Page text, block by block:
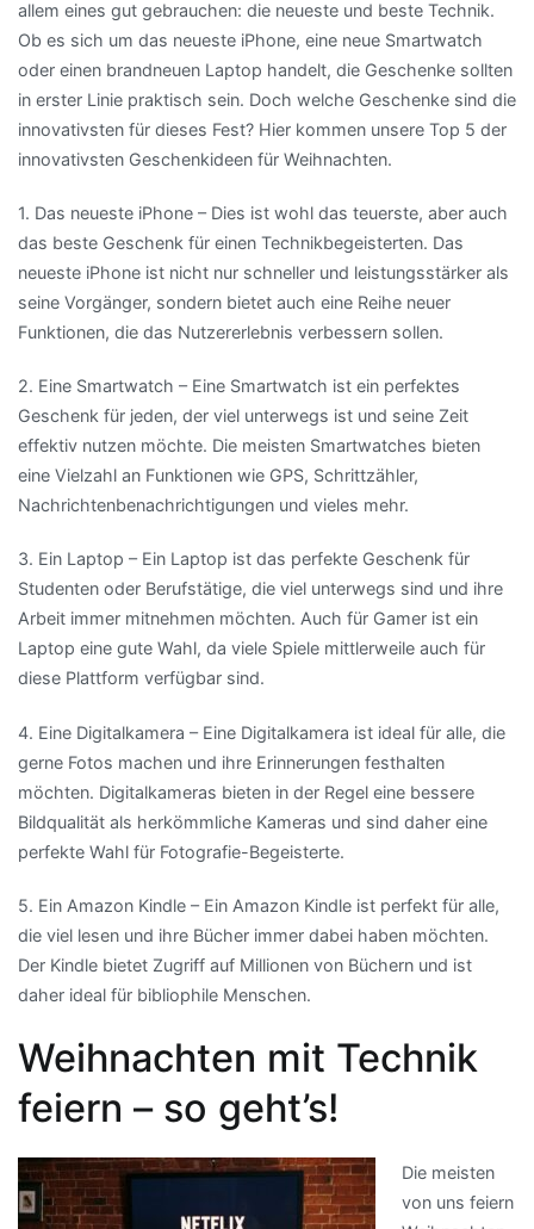
allem eines gut gebrauchen: die neueste und beste Technik.
Ob es sich um das neueste iPhone, eine neue Smartwatch
oder einen brandneuen Laptop handelt, die Geschenke sollten
in erster Linie praktisch sein. Doch welche Geschenke sind die
innovativsten für dieses Fest? Hier kommen unsere Top 5 der
innovativsten Geschenkideen für Weihnachten.
1. Das neueste iPhone – Dies ist wohl das teuerste, aber auch
das beste Geschenk für einen Technikbegeisterten. Das
neueste iPhone ist nicht nur schneller und leistungsstärker als
seine Vorgänger, sondern bietet auch eine Reihe neuer
Funktionen, die das Nutzererlebnis verbessern sollen.
2. Eine Smartwatch – Eine Smartwatch ist ein perfektes
Geschenk für jeden, der viel unterwegs ist und seine Zeit
effektiv nutzen möchte. Die meisten Smartwatches bieten
eine Vielzahl an Funktionen wie GPS, Schrittzähler,
Nachrichtenbenachrichtigungen und vieles mehr.
3. Ein Laptop – Ein Laptop ist das perfekte Geschenk für
Studenten oder Berufstätige, die viel unterwegs sind und ihre
Arbeit immer mitnehmen möchten. Auch für Gamer ist ein
Laptop eine gute Wahl, da viele Spiele mittlerweile auch für
diese Plattform verfügbar sind.
4. Eine Digitalkamera – Eine Digitalkamera ist ideal für alle, die
gerne Fotos machen und ihre Erinnerungen festhalten
möchten. Digitalkameras bieten in der Regel eine bessere
Bildqualität als herkömmliche Kameras und sind daher eine
perfekte Wahl für Fotografie-Begeisterte.
5. Ein Amazon Kindle – Ein Amazon Kindle ist perfekt für alle,
die viel lesen und ihre Bücher immer dabei haben möchten.
Der Kindle bietet Zugriff auf Millionen von Büchern und ist
daher ideal für bibliophile Menschen.
Weihnachten mit Technik
feiern – so geht’s!
Die meisten
von uns feiern